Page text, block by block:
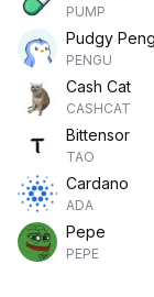
PUMP
Pudgy
PENGU
Cash Cat
CASHCAT
Bittensor
TAO
Cardano
ADA
Pepe
PEPE